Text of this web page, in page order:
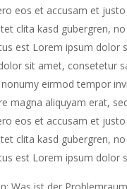
eos et accusam et
clita kasd gubergren,
est Lorem ipsum dolor
sit amet, consetetur
eirmod tempor
magna aliquyam erat,
eos et accusam et
clita kasd gubergren,
est Lorem ipsum dolor